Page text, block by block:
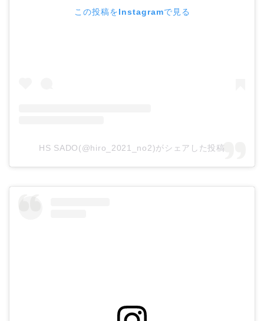
この投稿をInstagramで見る
HS SADO(@hiro_2021_no2)がシェアした投稿